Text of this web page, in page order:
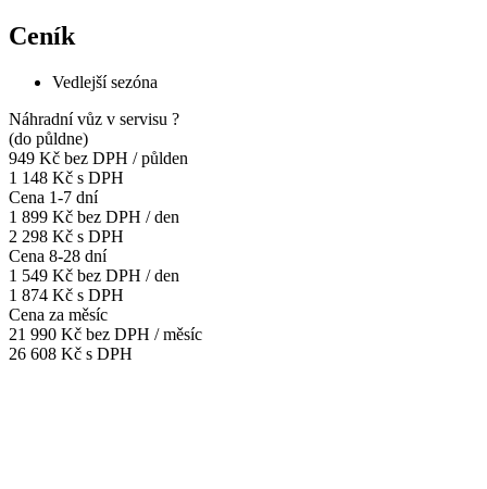
Ceník
Vedlejší sezóna
Náhradní vůz v servisu ?
(do půldne)
949 Kč bez DPH / půlden
1 148 Kč s DPH
Cena 1-7 dní
1 899 Kč bez DPH / den
2 298 Kč s DPH
Cena 8-28 dní
1 549 Kč bez DPH / den
1 874 Kč s DPH
Cena za měsíc
21 990 Kč bez DPH / měsíc
26 608 Kč s DPH